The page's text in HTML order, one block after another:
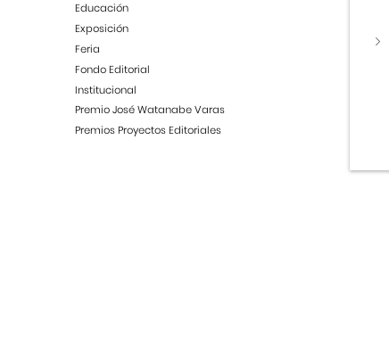
Educación
Exposición
Feria
Fondo Editorial
Institucional
Premio José Watanabe Varas
Premios Proyectos Editoriales